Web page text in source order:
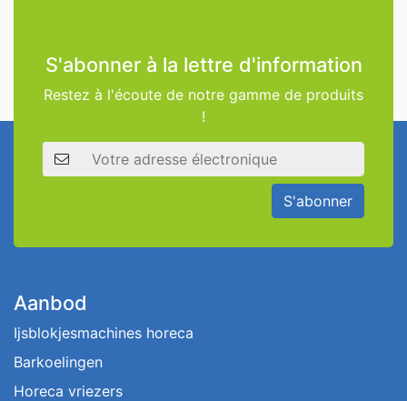
S'abonner à la lettre d'information
Restez à l'écoute de notre gamme de produits
!
Adresse électronique
S'abonner
Aanbod
Ijsblokjesmachines horeca
Barkoelingen
Horeca vriezers